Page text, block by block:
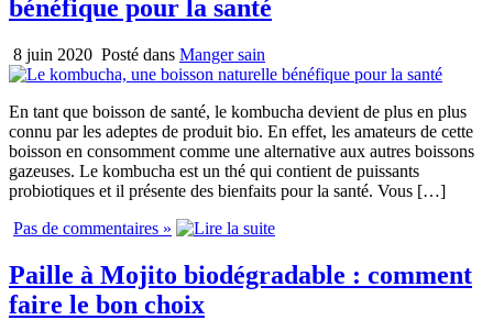
bénéfique pour la santé
8 juin 2020 Posté dans Manger sain
En tant que boisson de santé, le kombucha devient de plus en plus
connu par les adeptes de produit bio. En effet, les amateurs de cette
boisson en consomment comme une alternative aux autres boissons
gazeuses. Le kombucha est un thé qui contient de puissants
probiotiques et il présente des bienfaits pour la santé. Vous […]
Pas de commentaires »
Paille à Mojito biodégradable : comment
faire le bon choix